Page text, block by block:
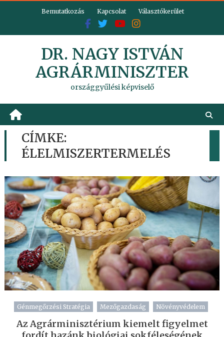
Bemutatkozás Kapcsolat Választókerület
DR. NAGY ISTVÁN
AGRÁRMINISZTER
országgyűlési képviselő
CÍMKE:
ÉLELMISZERTERMELÉS
Génmegőrzési Stratégia Mezőgazdaság Növényvédelem
Az Agrárminisztérium kiemelt figyelmet